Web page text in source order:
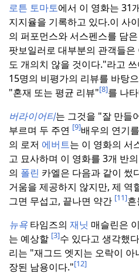
로튼 토마토에서 이 영화는 31
지지율을 기록하고 있다.이 사
의 퍼포먼스와 서스펜스를 담
팟보일러로 대부분의 관객들은
도 개의치 않을 것이다."라고
15명의 비평가의 리뷰를 바탕
"혼재 또는 평균 리뷰"[8]를 나
버라이어티는 그것을 "잘 만들
부르며 두 주연 [9]배우의 연기
의 로저 에버트는 이 영화의 서
고 묘사하며 이 영화를 3개 반의
의 폴린 카엘은 다음과 같이 썼
거움을 제공하지 않지만, 제 역
그면 무섭고, 끝나면 약간 [11]
뉴욕 타임즈의 재닛 매슬린은
는 예상할 [3]수 있다고 생각했
리는 "재그드 엣지는 오락이 아
장된 남용이다."[12]